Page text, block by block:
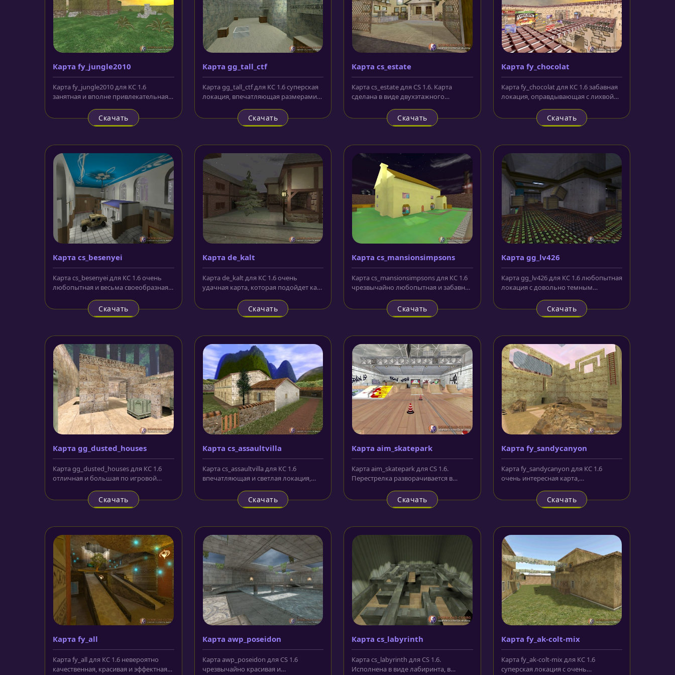
Карта fy_jungle2010
Карта fy_jungle2010 для КС 1.6
занятная и вполне привлекательная
Скачать
Карта gg_tall_ctf
Карта gg_tall_ctf для КС 1.6 суперская
локация, впечатляющая размерами
Скачать
Карта cs_estate
Карта cs_estate для CS 1.6. Карта
сделана в виде двухэтажного
Скачать
Карта fy_chocolat
Карта fy_chocolat для КС 1.6 забавная
локация, оправдывающая с лихвой
Скачать
Карта cs_besenyei
Карта cs_besenyei для КС 1.6 очень
любопытная и весьма своеобразная
Скачать
Карта de_kalt
Карта de_kalt для КС 1.6 очень
удачная карта, которая подойдет как
Скачать
Карта cs_mansionsimpsons
Карта cs_mansionsimpsons для КС 1.6
чрезвычайно любопытная и забавная
Скачать
Карта gg_lv426
Карта gg_lv426 для КС 1.6 любопытная
локация с довольно темным
тем,...
Скачать
Карта gg_dusted_houses
Карта gg_dusted_houses для КС 1.6
отличная и большая по игровой
Скачать
Карта cs_assaultvilla
Карта cs_assaultvilla для КС 1.6
впечатляющая и светлая локация,
Скачать
Карта aim_skatepark
Карта aim_skatepark для CS 1.6.
Перестрелка разворачивается в
Скачать
Карта fy_sandycanyon
Карта fy_sandycanyon для КС 1.6
очень интересная карта,
боевых...
Скачать
Карта fy_all
Карта fy_all для КС 1.6 невероятно
качественная, красивая и эффектная
Карта awp_poseidon
Карта awp_poseidon для CS 1.6
чрезвычайно красивая и
Карта cs_labyrinth
Карта cs_labyrinth для CS 1.6.
Исполнена в виде лабиринта, в
Карта fy_ak-colt-mix
Карта fy_ak-colt-mix для КС 1.6
суперская локация с очень